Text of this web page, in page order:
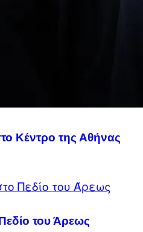
Κέντρο της Αθήνας
του Άρεως